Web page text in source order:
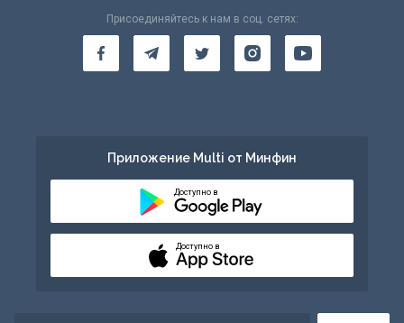
Присоединяйтесь к нам в соц. сетях:
Приложение Multi от Минфин
Доступно в
Доступно в